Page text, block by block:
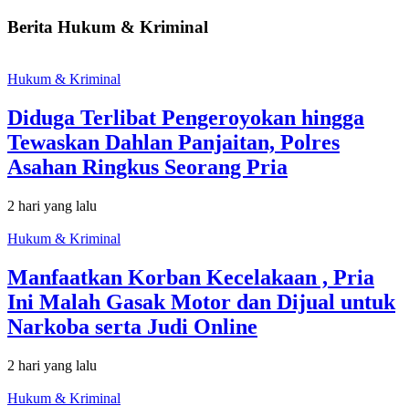
Berita Hukum & Kriminal
Hukum & Kriminal
Diduga Terlibat Pengeroyokan hingga
Tewaskan Dahlan Panjaitan, Polres
Asahan Ringkus Seorang Pria
2 hari yang lalu
Hukum & Kriminal
Manfaatkan Korban Kecelakaan , Pria
Ini Malah Gasak Motor dan Dijual untuk
Narkoba serta Judi Online
2 hari yang lalu
Hukum & Kriminal